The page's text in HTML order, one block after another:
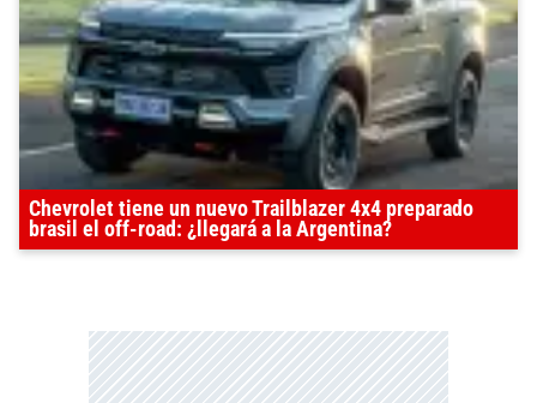
Chevrolet tiene un nuevo Trailblazer 4x4 preparado
brasil el off-road: ¿llegará a la Argentina?